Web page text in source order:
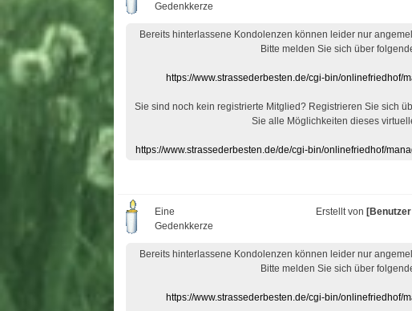
Gedenkkerze
Bereits hinterlassene Kondolenzen können leider nur
Bitte melden Sie sich über
https://www.strassederbesten.de/cgi-bin/onlinefriedhof/
Sie sind noch kein registrierte Mitglied? Registrieren Sie sich
Sie alle Möglichkeiten dieses
https://www.strassederbesten.de/de/cgi-bin/onlinefriedhof/
Eine
Gedenkkerze
Erstellt von
Bereits hinterlassene Kondolenzen können leider nur
Bitte melden Sie sich über
https://www.strassederbesten.de/cgi-bin/onlinefriedhof/